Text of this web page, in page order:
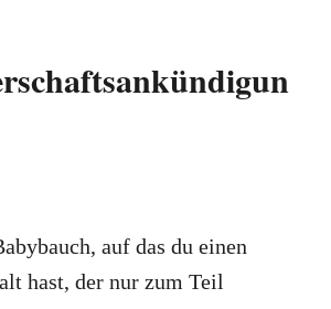
auf das du einen
hast, der nur zum Teil